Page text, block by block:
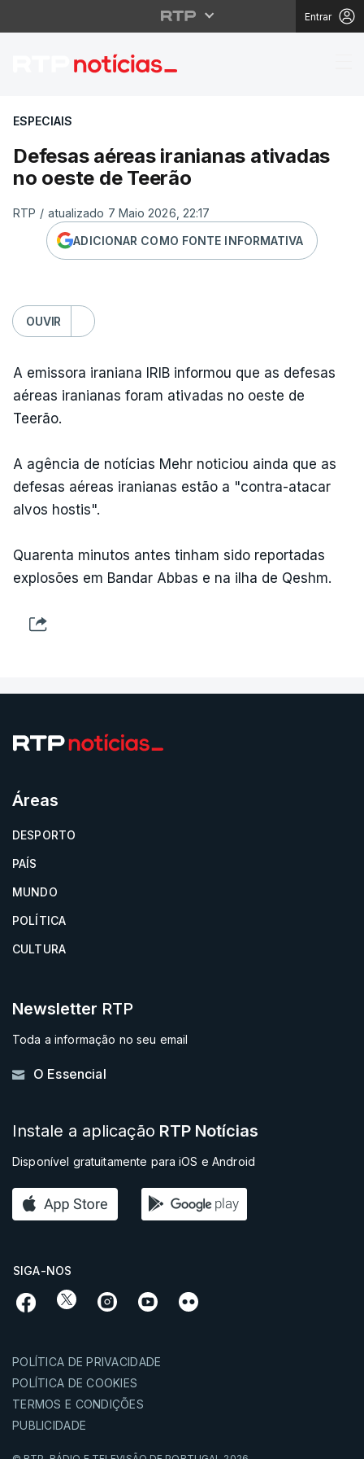
Entrar
Defesas aéreas
ESPECIAIS
Defesas aéreas iranianas ativadas
no oeste de Teerão
RTP / atualizado 7 Maio 2026, 22:17
ADICIONAR COMO FONTE INFORMATIVA
OUVIR
A emissora iraniana IRIB informou que as defesas
aéreas iranianas foram ativadas no oeste de
Teerão.
A agência de notícias Mehr noticiou ainda que as
defesas aéreas iranianas estão a "contra-atacar
alvos hostis".
Quarenta minutos antes tinham sido reportadas
explosões em Bandar Abbas e na ilha de Qeshm.
Áreas
DESPORTO
PAÍS
MUNDO
POLÍTICA
CULTURA
Newsletter RTP
Toda a informação no seu email
O Essencial
Instale a aplicação RTP Notícias
Disponível gratuitamente para iOS e Android
SIGA-NOS
POLÍTICA DE PRIVACIDADE
POLÍTICA DE COOKIES
TERMOS E CONDIÇÕES
PUBLICIDADE